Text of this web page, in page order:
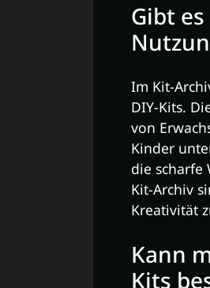
Gibt
Im Kit-
DIY-Kits.
von
Kinder
die scharfe
Kit-Archiv
Kreativität
Kann
Kits